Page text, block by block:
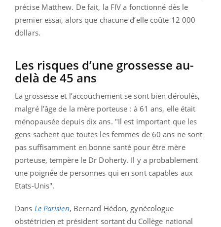
précise Matthew. De fait, la FIV a fonctionné dès le
premier essai, alors que chacune d’elle coûte 12 000
dollars.
Les risques d’une grossesse au-
delà de 45 ans
La grossesse et l’accouchement se sont bien déroulés,
malgré l’âge de la mère porteuse : à 61 ans, elle était
ménopausée depuis dix ans. "Il est important que les
gens sachent que toutes les femmes de 60 ans ne sont
pas suffisamment en bonne santé pour être mère
porteuse, tempère le Dr Doherty. Il y a probablement
une poignée de personnes qui en sont capables aux
Etats-Unis".
Dans Le Parisien, Bernard Hédon, gynécologue
obstétricien et président sortant du Collège national